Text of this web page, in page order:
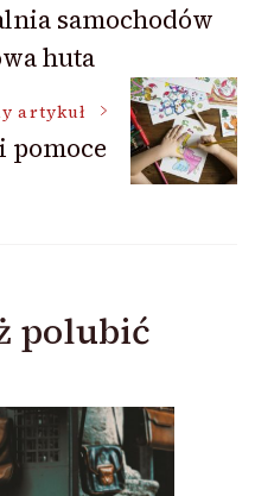
samochodów
huta
artykuł
pomoce
polubić